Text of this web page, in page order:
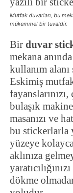
Mutfak duvarları, bu
mükemmel bir tuvaldir.
Bir duvar
mekana
kullanım alanı
Eskimiş
fayanslarınızı,
bulaşık
masanızı ve
bu stickerlarla
yüzeye
aklınıza
dökme